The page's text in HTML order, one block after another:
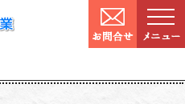
リフォームを手がける工務店なら当社へ
店の相澤住建総業
ホーム施工種別 防